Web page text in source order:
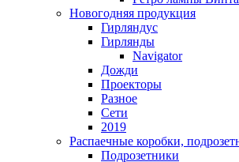
Новогодняя продукция
Гирляндус
Гирлянды
Navigator
Дожди
Проекторы
Разное
Сети
2019
Распаечные коробки,
Подрозетники